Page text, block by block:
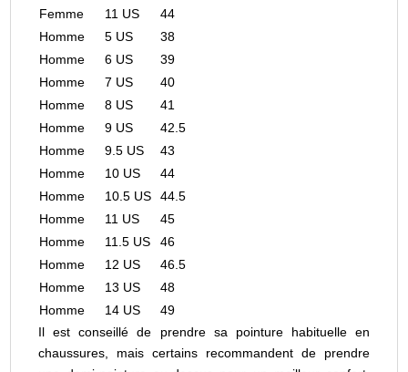
Femme
11 US
44
Homme
5 US
38
Homme
6 US
39
Homme
7 US
40
Homme
8 US
41
Homme
9 US
42.5
Homme
9.5 US
43
Homme
10 US
44
Homme
10.5 US
44.5
Homme
11 US
45
Homme
11.5 US
46
Homme
12 US
46.5
Homme
13 US
48
Homme
14 US
49
Il est conseillé de prendre sa pointure habituelle en
chaussures, mais certains recommandent de prendre